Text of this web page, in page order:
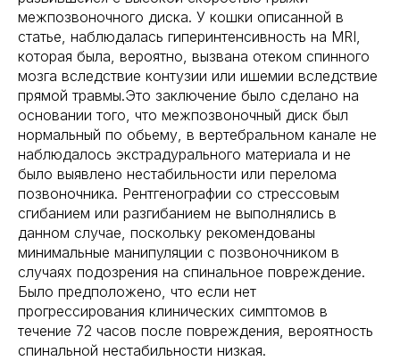
межпозвоночного диска. У кошки описанной в
статье, наблюдалась гиперинтенсивность на MRI,
которая была, вероятно, вызвана отеком спинного
мозга вследствие контузии или ишемии вследствие
прямой травмы.Это заключение было сделано на
основании того, что межпозвоночный диск был
нормальный по обьему, в вертебральном канале не
наблюдалось экстрадурального материала и не
было выявлено нестабильности или перелома
позвоночника. Рентгенографии со стрессовым
сгибанием или разгибанием не выполнялись в
данном случае, поскольку рекомендованы
минимальные манипуляции с позвоночником в
случаях подозрения на спинальное повреждение.
Было предположено, что если нет
прогрессирования клинических симптомов в
течение 72 часов после повреждения, вероятность
спинальной нестабильности низкая.